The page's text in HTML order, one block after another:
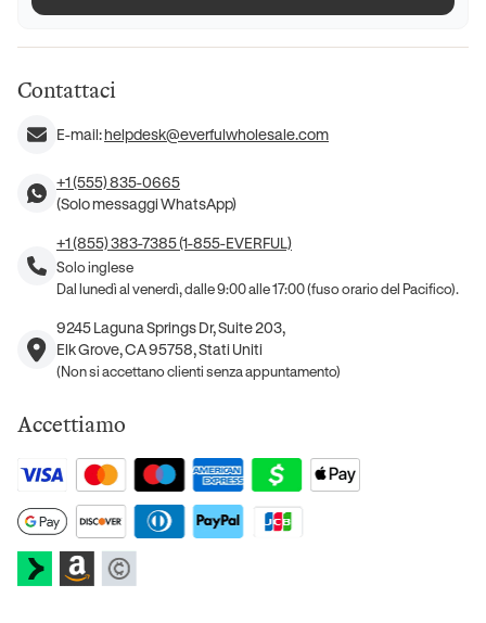
Contattaci
E-mail:helpdesk@everfulwholesale.com
+1 (555) 835-0665
(Solo messaggi WhatsApp)
+1 (855) 383-7385 (1-855-EVERFUL)
Solo inglese
Dal lunedì al venerdì, dalle 9:00 alle 17:00 (fuso orario del Pacifico).
9245 Laguna Springs Dr, Suite 203,
Elk Grove, CA 95758, Stati Uniti
(Non si accettano clienti senza appuntamento)
Accettiamo